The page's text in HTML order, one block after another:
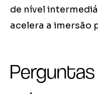
de nível
acelera a imersão